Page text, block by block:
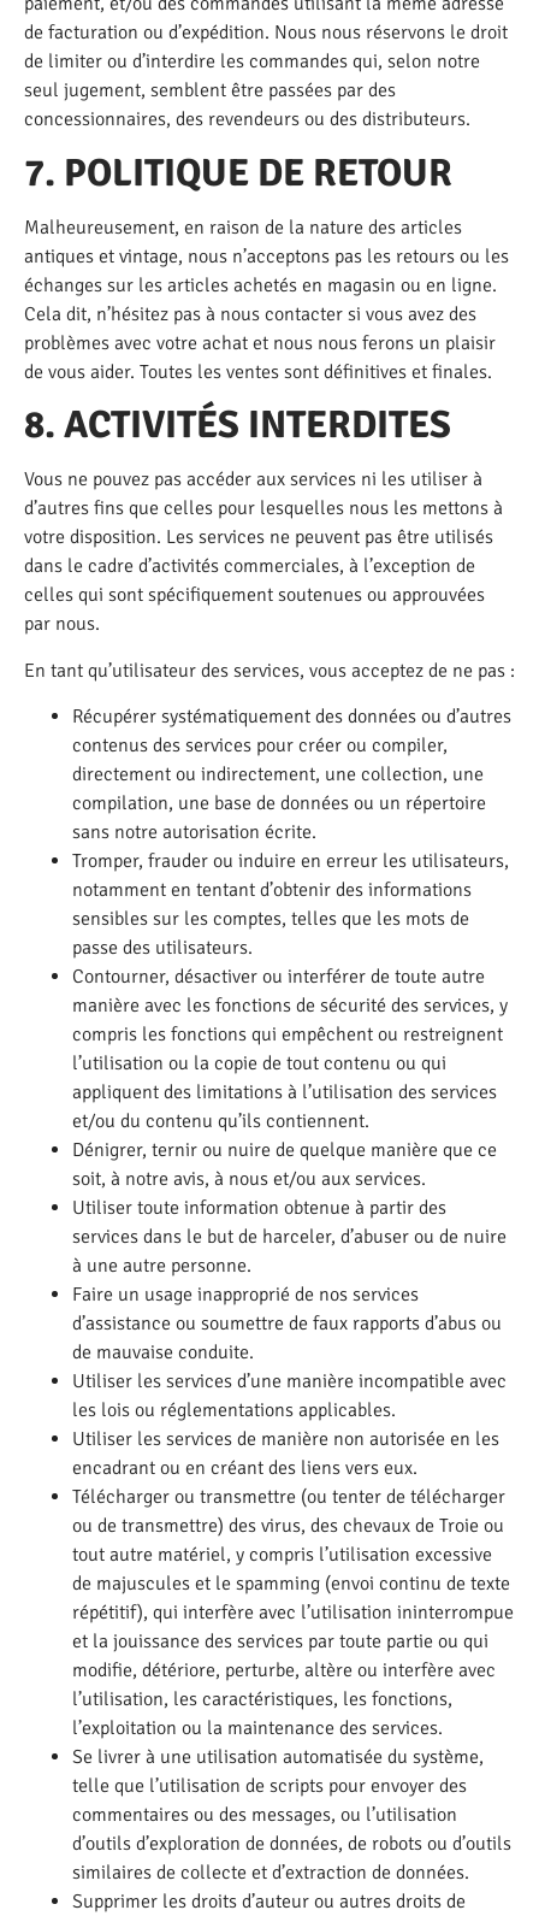
de facturation ou d’expédition. Nous nous réservons le droit
de limiter ou d’interdire les commandes qui, selon notre
seul jugement, semblent être passées par des
concessionnaires, des revendeurs ou des distributeurs.
7. POLITIQUE DE RETOUR
Malheureusement, en raison de la nature des articles
antiques et vintage, nous n’acceptons pas les retours ou les
échanges sur les articles achetés en magasin ou en ligne.
Cela dit, n’hésitez pas à nous contacter si vous avez des
problèmes avec votre achat et nous nous ferons un plaisir
de vous aider. Toutes les ventes sont définitives et finales.
8. ACTIVITÉS INTERDITES
Vous ne pouvez pas accéder aux services ni les utiliser à
d’autres fins que celles pour lesquelles nous les mettons à
votre disposition. Les services ne peuvent pas être utilisés
dans le cadre d’activités commerciales, à l’exception de
celles qui sont spécifiquement soutenues ou approuvées
par nous.
En tant qu’utilisateur des services, vous acceptez de ne pas :
Récupérer systématiquement des données ou d’autres
contenus des services pour créer ou compiler,
directement ou indirectement, une collection, une
compilation, une base de données ou un répertoire
sans notre autorisation écrite.
Tromper, frauder ou induire en erreur les utilisateurs,
notamment en tentant d’obtenir des informations
sensibles sur les comptes, telles que les mots de
passe des utilisateurs.
Contourner, désactiver ou interférer de toute autre
manière avec les fonctions de sécurité des services, y
compris les fonctions qui empêchent ou restreignent
l’utilisation ou la copie de tout contenu ou qui
appliquent des limitations à l’utilisation des services
et/ou du contenu qu’ils contiennent.
Dénigrer, ternir ou nuire de quelque manière que ce
soit, à notre avis, à nous et/ou aux services.
Utiliser toute information obtenue à partir des
services dans le but de harceler, d’abuser ou de nuire
à une autre personne.
Faire un usage inapproprié de nos services
d’assistance ou soumettre de faux rapports d’abus ou
de mauvaise conduite.
Utiliser les services d’une manière incompatible avec
les lois ou réglementations applicables.
Utiliser les services de manière non autorisée en les
encadrant ou en créant des liens vers eux.
Télécharger ou transmettre (ou tenter de télécharger
ou de transmettre) des virus, des chevaux de Troie ou
tout autre matériel, y compris l’utilisation excessive
de majuscules et le spamming (envoi continu de texte
répétitif), qui interfère avec l’utilisation ininterrompue
et la jouissance des services par toute partie ou qui
modifie, détériore, perturbe, altère ou interfère avec
l’utilisation, les caractéristiques, les fonctions,
l’exploitation ou la maintenance des services.
Se livrer à une utilisation automatisée du système,
telle que l’utilisation de scripts pour envoyer des
commentaires ou des messages, ou l’utilisation
d’outils d’exploration de données, de robots ou d’outils
similaires de collecte et d’extraction de données.
Supprimer les droits d’auteur ou autres droits de